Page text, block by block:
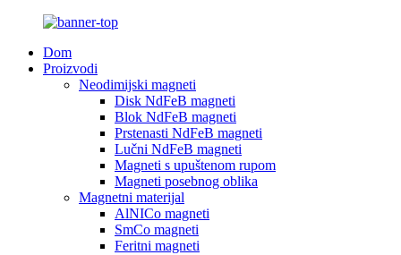
Dom
Proizvodi
Neodimijski magneti
Disk NdFeB magneti
Blok NdFeB magneti
Prstenasti NdFeB magneti
Lučni NdFeB magneti
Magneti s upuštenom rupom
Magneti posebnog oblika
Magnetni materijal
AlNICo magneti
SmCo magneti
Feritni magneti